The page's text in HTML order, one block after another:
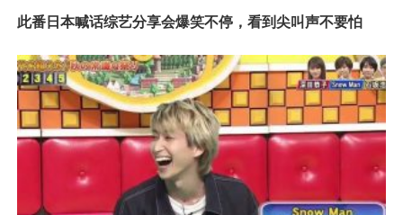
此番日本喊话综艺分享会爆笑不停，看到尖叫声不要怕